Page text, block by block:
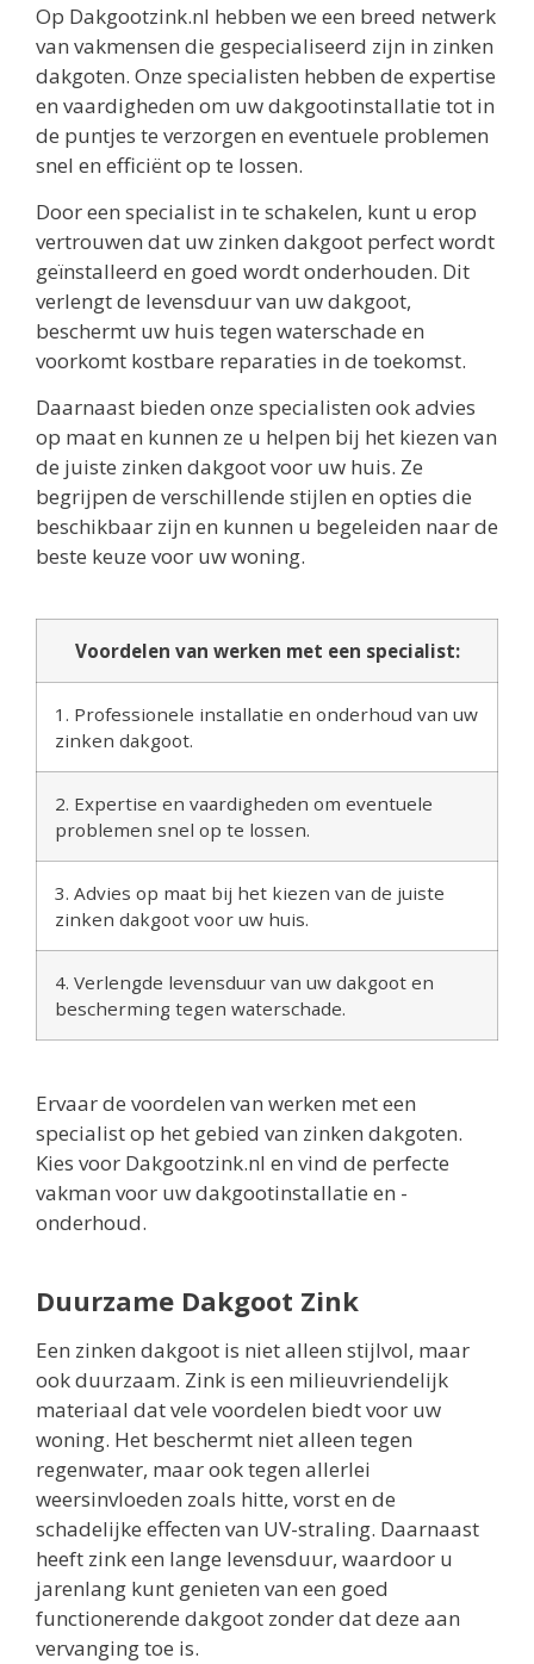
Op Dakgootzink.nl hebben we een breed netwerk
van vakmensen die gespecialiseerd zijn in zinken
dakgoten. Onze specialisten hebben de expertise
en vaardigheden om uw dakgootinstallatie tot in
de puntjes te verzorgen en eventuele problemen
snel en efficiënt op te lossen.
Door een specialist in te schakelen, kunt u erop
vertrouwen dat uw zinken dakgoot perfect wordt
geïnstalleerd en goed wordt onderhouden. Dit
verlengt de levensduur van uw dakgoot,
beschermt uw huis tegen waterschade en
voorkomt kostbare reparaties in de toekomst.
Daarnaast bieden onze specialisten ook advies
op maat en kunnen ze u helpen bij het kiezen van
de juiste zinken dakgoot voor uw huis. Ze
begrijpen de verschillende stijlen en opties die
beschikbaar zijn en kunnen u begeleiden naar de
beste keuze voor uw woning.
Voordelen van werken met een specialist:
1. Professionele installatie en onderhoud van uw
zinken dakgoot.
2. Expertise en vaardigheden om eventuele
problemen snel op te lossen.
3. Advies op maat bij het kiezen van de juiste
zinken dakgoot voor uw huis.
4. Verlengde levensduur van uw dakgoot en
bescherming tegen waterschade.
Ervaar de voordelen van werken met een
specialist op het gebied van zinken dakgoten.
Kies voor Dakgootzink.nl en vind de perfecte
vakman voor uw dakgootinstallatie en -
onderhoud.
Duurzame Dakgoot Zink
Een zinken dakgoot is niet alleen stijlvol, maar
ook duurzaam. Zink is een milieuvriendelijk
materiaal dat vele voordelen biedt voor uw
woning. Het beschermt niet alleen tegen
regenwater, maar ook tegen allerlei
weersinvloeden zoals hitte, vorst en de
schadelijke effecten van UV-straling. Daarnaast
heeft zink een lange levensduur, waardoor u
jarenlang kunt genieten van een goed
functionerende dakgoot zonder dat deze aan
vervanging toe is.